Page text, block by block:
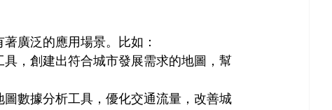
廣泛的應用場景。比如：
具，創建出符合城市發展需求的地圖，幫
圖數據分析工具，優化交通流量，改善城